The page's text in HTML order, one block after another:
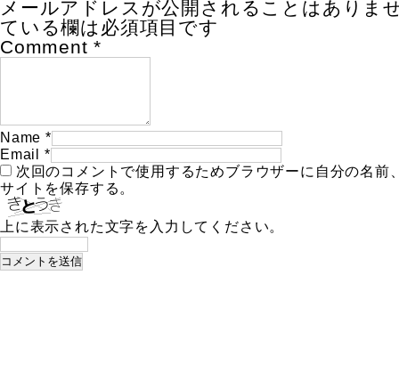
メールアドレスが公開されることはありま
ている欄は必須項目です
Comment *
Name *
Email
*
次回のコメントで使用するためブラウザーに自分の名前
サイトを保存する。
上に表示された文字を入力してください。